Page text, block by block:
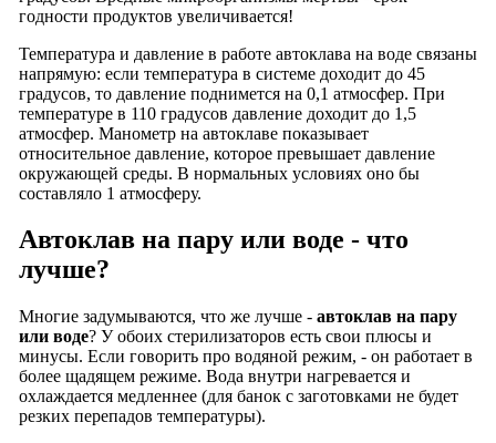
годности продуктов увеличивается!
Температура и давление в работе автоклава на воде связаны
напрямую: если температура в системе доходит до 45
градусов, то давление поднимется на 0,1 атмосфер. При
температуре в 110 градусов давление доходит до 1,5
атмосфер. Манометр на автоклаве показывает
относительное давление, которое превышает давление
окружающей среды. В нормальных условиях оно бы
составляло 1 атмосферу.
Автоклав на пару или воде - что
лучше?
Многие задумываются, что же лучше - автоклав на пару
или воде? У обоих стерилизаторов есть свои плюсы и
минусы. Если говорить про водяной режим, - он работает в
более щадящем режиме. Вода внутри нагревается и
охлаждается медленнее (для банок с заготовками не будет
резких перепадов температуры).